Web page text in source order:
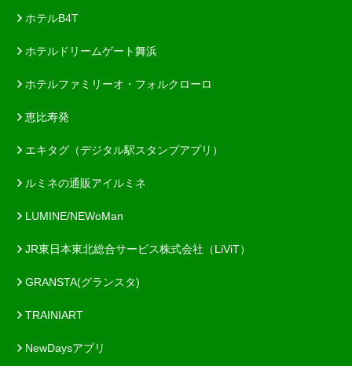
ホテルB4T
ホテルドリームゲート舞浜
ホテルファミリーオ・フォルクローロ
恵比寿発
エキタグ（デジタル駅スタンプアプリ）
ルミネの通販アイルミネ
LUMINE/NEWoMan
JR東日本東北総合サービス株式会社（LiViT）
GRANSTA(グランスタ)
TRAINIART
NewDaysアプリ